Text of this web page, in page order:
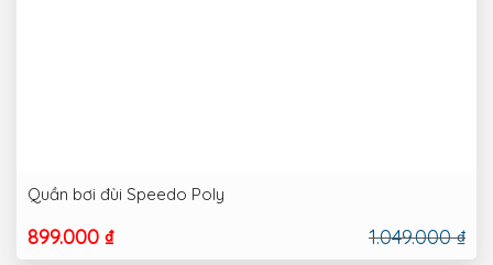
Quần bơi đùi Speedo Poly
899.000 ₫ 1.049.000 ₫